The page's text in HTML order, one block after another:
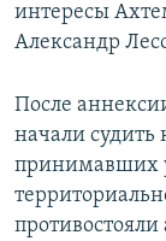
интересы
Александр
После
начали судить
принимавших